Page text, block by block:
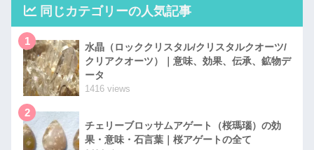
同じカテゴリーの人気記事
1
水晶（ロッククリスタル/クリスタルクオーツ/
クリアクオーツ）｜意味、効果、伝承、鉱物デ
ータ
1416 views
2
チェリーブロッサムアゲート（桜瑪瑙）の効
果・意味・石言葉｜桜アゲートの全て